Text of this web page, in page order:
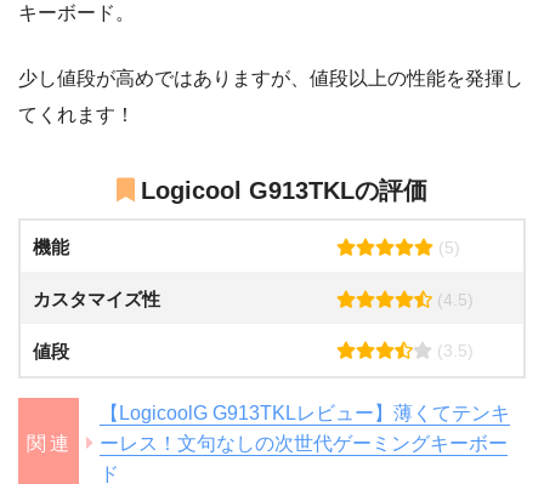
キーボード。
少し値段が高めではありますが、値段以上の性能を発揮し
てくれます！
Logicool G913TKLの評価
機能 (5)
カスタマイズ性 (4.5)
値段 (3.5)
【LogicoolG G913TKLレビュー】薄くてテンキ
ーレス！文句なしの次世代ゲーミングキーボー
ド